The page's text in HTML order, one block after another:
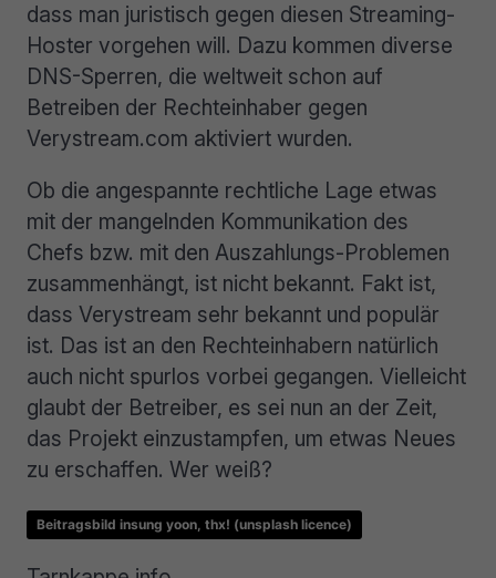
dass man juristisch gegen diesen Streaming-
Hoster vorgehen will. Dazu kommen diverse
DNS-Sperren, die weltweit schon auf
Betreiben der Rechteinhaber gegen
Verystream.com aktiviert wurden.
Ob die angespannte rechtliche Lage etwas
mit der mangelnden Kommunikation des
Chefs bzw. mit den Auszahlungs-Problemen
zusammenhängt, ist nicht bekannt. Fakt ist,
dass Verystream sehr bekannt und populär
ist. Das ist an den Rechteinhabern natürlich
auch nicht spurlos vorbei gegangen. Vielleicht
glaubt der Betreiber, es sei nun an der Zeit,
das Projekt einzustampfen, um etwas Neues
zu erschaffen. Wer weiß?
Beitragsbild insung yoon, thx! (unsplash licence)